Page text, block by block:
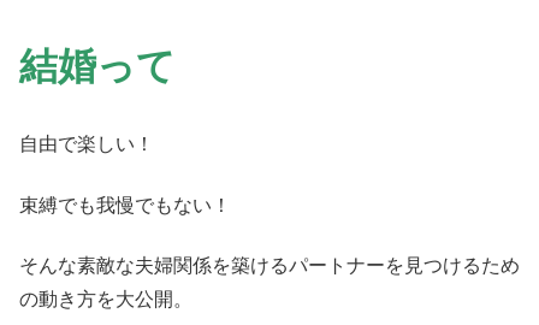
結婚って
自由で楽しい！
束縛でも我慢でもない！
そんな素敵な夫婦関係を築けるパートナーを見つけるため
の動き方を大公開。